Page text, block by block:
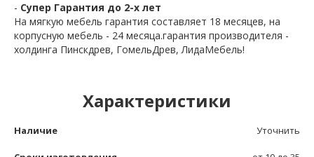
- Супер Гарантия до 2-х лет
На мягкую мебель гарантия составляет 18 месяцев, на
корпусную мебель - 24 месяца.гарантия производителя -
холдинга Пинскдрев, ГомельДрев, ЛидаМебель!
Характеристики
Наличие Уточнить